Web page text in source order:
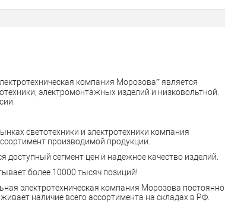
компания Морозова” является
электромонтажных изделий и низковольтной.
светотехники и электротехники компания
производимой продукции.
доступный сегмент цен и надежное качество изделий.
более 10000 тысяч позиций!
электротехническая компания Морозова постоянно
наличие всего ассортимента на складах в РФ.